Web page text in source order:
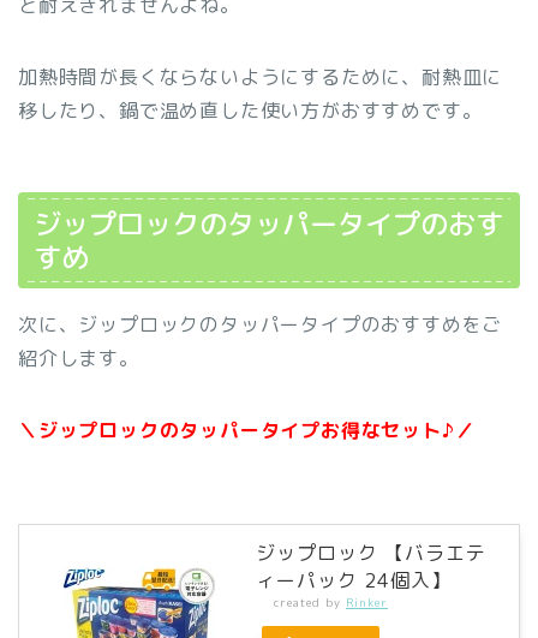
加熱時間が長くならないようにするために、耐熱皿に
移したり、鍋で温め直した使い方がおすすめです。
ジップロックのタッパータイプのおす
すめ
次に、ジップロックのタッパータイプのおすすめをご
紹介します。
＼ジップロックのタッパータイプお得なセット♪／
ジップロック 【バラエテ
ィーパック 24個入】
created by Rinker